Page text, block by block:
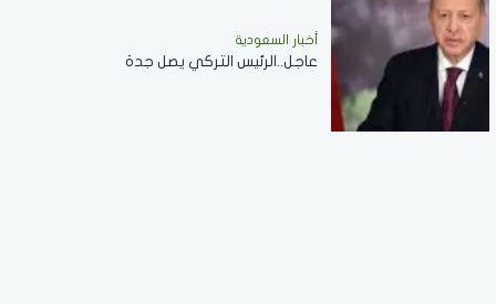
أخبار السعودية
عاجل..الرئيس التركي يصل جدة